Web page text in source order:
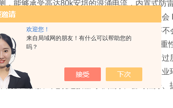
欢迎您！
来自局域网的朋友！有什么可以帮助您的
吗？
，能够承受高达80k安培的浪涌电流，内置式防
划外维护费用。（雷击测试标准按照电工委员会
，整体焊接密封设计确保遭水淹没的地秤
经过验证，在各种环境与条件下提供的称重
在问题预先发出预警信号，防患于未然（通过
用、抗腐蚀的不锈钢，耐腐蚀，适合在恶劣工
快速插拔式电缆连接器可靠性好、密封性好